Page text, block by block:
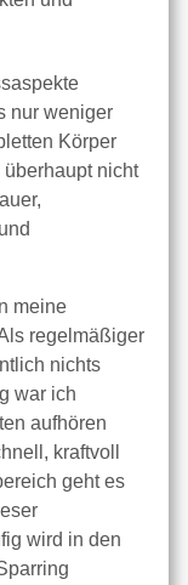
nur weniger
Körper
nicht
meine
regelmäßiger
nichts
war ich
aufhören
kraftvoll
geht es
wird in den